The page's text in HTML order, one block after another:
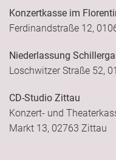
Konzertkasse im
Ferdinandstraße 12,
Niederlassung
Loschwitzer Straße 52,
CD-Studio Zittau
Konzert- und
Markt 13, 02763 Zittau